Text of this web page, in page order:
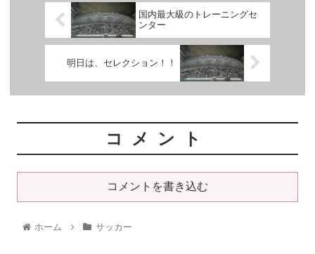
国内最大級のトレーニングセ
ンター
明日は、セレクション！！
コメント
コメントを書き込む
ホーム サッカー